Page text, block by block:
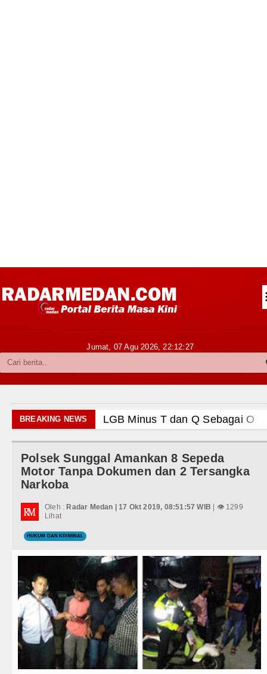
Kabupaten Karo
Politik
Hiburan
Olahraga
Teknologi
Wisata
TIPS dan TRIK
+ Lainnya
Jumat, 07 Agu 2026,22:12:28
BREAKING NEWS LGB Minus T dan Q Sebagai
Danrem 011 Lilawangsa Brigjen
Aceh
Rico Waas Nonaktifkan Lurah
Arsenal Dibungkam Real Betis
Chelsea Tumbang Ditekuk
Bupati Taput Sambut
PD AIJ Sumut Kembali
Bupati Toba Lantik 39 Pejabat,
Polsek Sunggal Amankan 8 Sepeda
Motor Tanpa Dokumen dan 2 Tersangka
Narkoba
Oleh : Radar Medan | 17 Okt 2019, 08:51:57 WIB | 👁 1299
Lihat
HUKUM DAN KRIMINAL